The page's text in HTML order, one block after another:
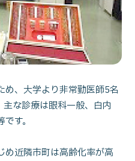
め、大学より非常勤医師5名
な診療は眼科一般、白内
す。
め近隣市町は高齢化率が高